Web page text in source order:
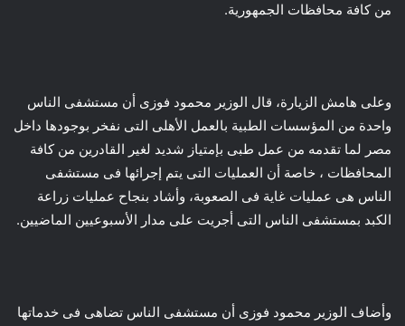
من كافة محافظات الجمهورية.
وعلى هامش الزيارة، قال الوزير محمود فوزى أن مستشفى الناس
واحدة من المؤسسات الطبية بالعمل الأهلى التى نفخر بوجودها داخل
مصر لما تقدمه من عمل طبى بإمتياز شديد لغير القادرين من كافة
المحافظات ، خاصة أن العمليات التى يتم إجرائها فى مستشفى
الناس هى عمليات غاية فى الصعوبة، وأشاد بنجاح عمليات زراعة
الكبد بمستشفى الناس التى أجريت على مدار الأسبوعيين الماضيين.
وأضاف الوزير محمود فوزى أن مستشفى الناس تضاهى فى خدماتها